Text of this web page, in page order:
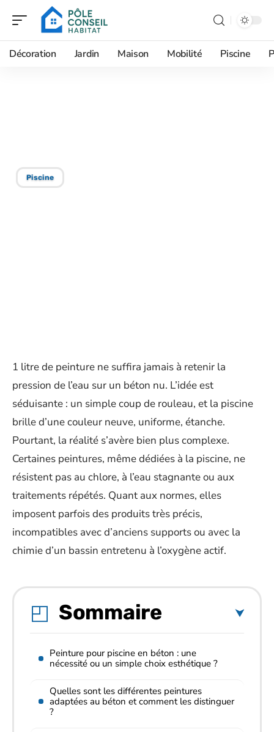
Décoration Jardin Maison Mobilité Piscine
Piscine
1 litre de peinture ne suffira jamais à retenir la
pression de l’eau sur un béton nu. L’idée est
séduisante : un simple coup de rouleau, et la piscine
brille d’une couleur neuve, uniforme, étanche.
Pourtant, la réalité s’avère bien plus complexe.
Certaines peintures, même dédiées à la piscine, ne
résistent pas au chlore, à l’eau stagnante ou aux
traitements répétés. Quant aux normes, elles
imposent parfois des produits très précis,
incompatibles avec d’anciens supports ou avec la
chimie d’un bassin entretenu à l’oxygène actif.
Sommaire
Peinture pour piscine en béton : une
nécessité ou un simple choix esthétique ?
Quelles sont les différentes peintures
adaptées au béton et comment les distinguer
?